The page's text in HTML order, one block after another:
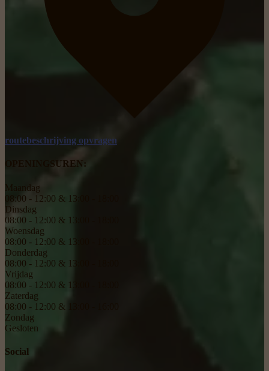
routebeschrijving opvragen
OPENINGSUREN:
Maandag
08:00 - 12:00 & 13:00 - 18:00
Dinsdag
08:00 - 12:00 & 13:00 - 18:00
Woensdag
08:00 - 12:00 & 13:00 - 18:00
Donderdag
08:00 - 12:00 & 13:00 - 18:00
Vrijdag
08:00 - 12:00 & 13:00 - 18:00
Zaterdag
08:00 - 12:00 & 13:00 - 16:00
Zondag
Gesloten
Social